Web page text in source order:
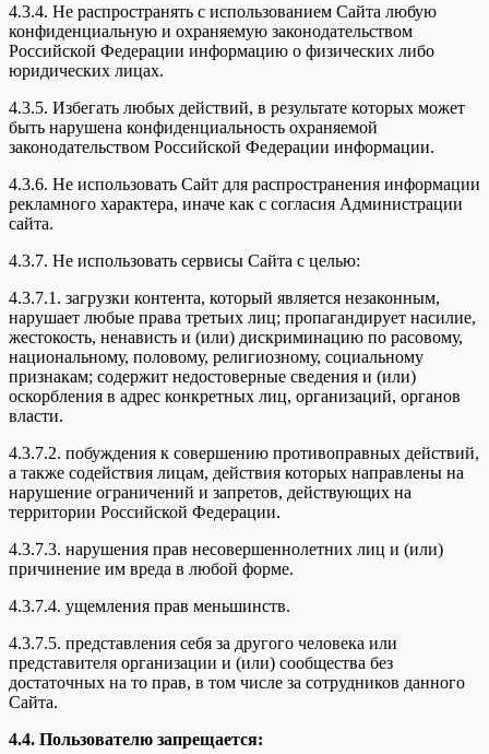
4.3.4. Не распространять с использованием Сайта любую
конфиденциальную и охраняемую законодательством
Российской Федерации информацию о физических либо
юридических лицах.
4.3.5. Избегать любых действий, в результате которых может
быть нарушена конфиденциальность охраняемой
законодательством Российской Федерации информации.
4.3.6. Не использовать Сайт для распространения информации
рекламного характера, иначе как с согласия Администрации
сайта.
4.3.7. Не использовать сервисы Сайта с целью:
4.3.7.1. загрузки контента, который является незаконным,
нарушает любые права третьих лиц; пропагандирует насилие,
жестокость, ненависть и (или) дискриминацию по расовому,
национальному, половому, религиозному, социальному
признакам; содержит недостоверные сведения и (или)
оскорбления в адрес конкретных лиц, организаций, органов
власти.
4.3.7.2. побуждения к совершению противоправных действий,
а также содействия лицам, действия которых направлены на
нарушение ограничений и запретов, действующих на
территории Российской Федерации.
4.3.7.3. нарушения прав несовершеннолетних лиц и (или)
причинение им вреда в любой форме.
4.3.7.4. ущемления прав меньшинств.
4.3.7.5. представления себя за другого человека или
представителя организации и (или) сообщества без
достаточных на то прав, в том числе за сотрудников данного
Сайта.
4.4. Пользователю запрещается: